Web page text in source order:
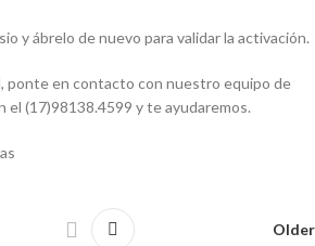
y ábrelo de nuevo para validar la activación.
ponte en contacto con nuestro equipo de
(17)98138.4599 y te ayudaremos.
Older